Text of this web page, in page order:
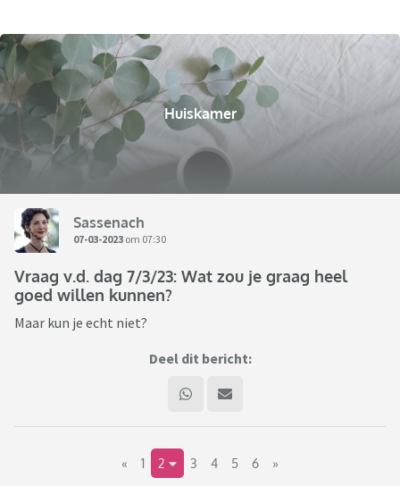
Huiskamer
Sassenach
07-03-2023 om 07:30
Vraag v.d. dag 7/3/23: Wat zou je graag heel
goed willen kunnen?
Maar kun je echt niet?
Deel dit bericht:
« 1 2 3 4 5 6 »